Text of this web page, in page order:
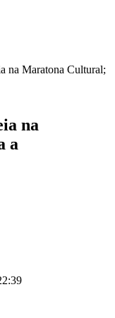
na Maratona Cultural;
na
a